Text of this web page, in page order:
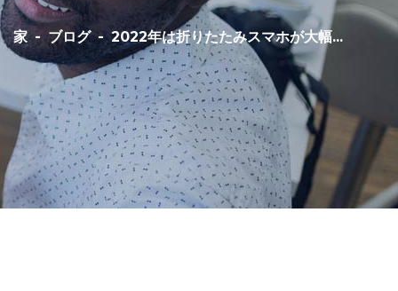
家 - ブログ - 2022年は折りたたみスマホが大幅...